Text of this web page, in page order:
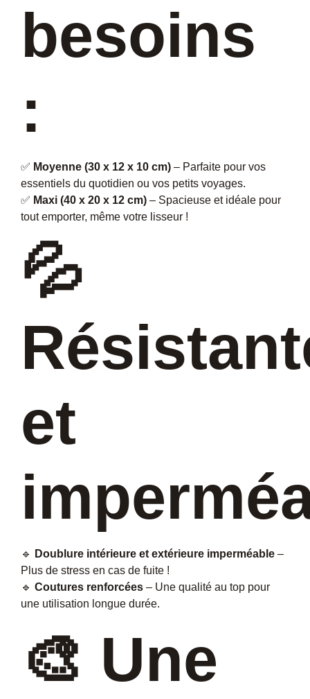
besoins
:
✅ Moyenne (30 x 12 x 10 cm) – Parfaite pour vos
essentiels du quotidien ou vos petits voyages.
✅ Maxi (40 x 20 x 12 cm) – Spacieuse et idéale pour
tout emporter, même votre lisseur !
💦
et
🔹 Doublure intérieure et extérieure imperméable –
Plus de stress en cas de fuite !
🔹 Coutures renforcées – Une qualité au top pour
une utilisation longue durée.
🎨 Une